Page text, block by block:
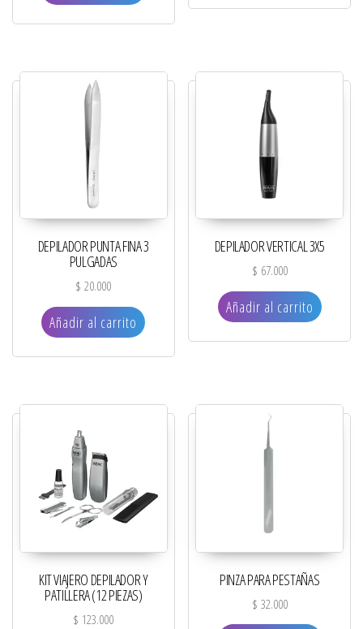
DEPILADOR PUNTA FINA 3
PULGADAS
$ 20.000
Añadir al carrito
DEPILADOR VERTICAL 3X5
$ 67.000
Añadir al carrito
KIT VIAJERO DEPILADOR Y
PATILLERA (12 PIEZAS)
$ 123.000
PINZA PARA PESTAÑAS
$ 32.000